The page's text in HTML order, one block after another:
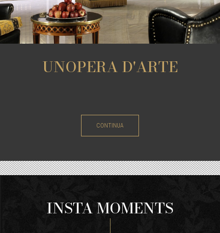
UNOPERA D'ARTE
CONTINUA
INSTA MOMENTS